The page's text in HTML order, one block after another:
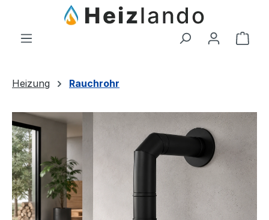
Zum Hauptinhalt springen
Heizung Rauchrohr